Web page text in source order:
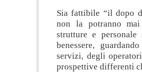
Sia fattibile “il dopo
non la potranno
strutture e personale
benessere,
servizi, degli
prospettive differenti